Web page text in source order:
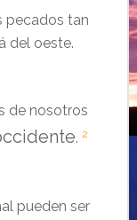
pecados tan
oeste.
de nosotros
. 2
pueden ser